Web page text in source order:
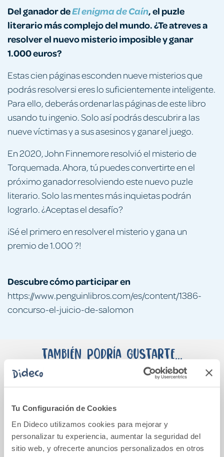
Tu Configuración de Cookies
En Dideco utilizamos cookies para mejorar y
personalizar tu experiencia, aumentar la seguridad del
sitio web, y ofrecerte anuncios personalizados en otros
Del ganador deEl enigma de Caín, el puzle
literario más complejo del mundo. ¿Te atreves a
resolver el nuevo misterio imposible y ganar
1.000 euros?
Estas cien páginas esconden nueve misterios que
podrás resolver si eres lo suficientemente inteligente.
Para ello, deberás ordenar las páginas de este libro
usando tu ingenio. Solo así podrás descubrir a las
nueve víctimas y a sus asesinos y ganar el juego.
En 2020, John Finnemore resolvió el misterio de
Torquemada. Ahora, tú puedes convertirte en el
próximo ganador resolviendo este nuevo puzle
literario. Solo las mentes más inquietas podrán
lograrlo. ¿Aceptas el desafío?
¡Sé el primero en resolver el misterio y gana un
premio de 1.000 ?!
Descubre cómo participar en
https://www.penguinlibros.com/es/content/1386-
concurso-el-juicio-de-salomon
También podría gustarte...
10%